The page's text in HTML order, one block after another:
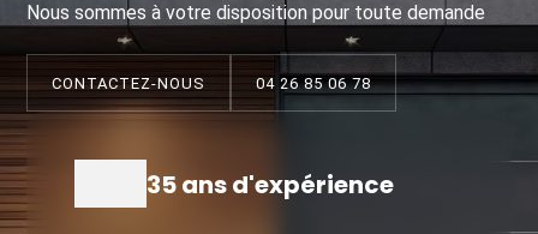
Nous sommes à votre disposition pour toute demande
CONTACTEZ-NOUS 04 26 85 06 78
35 ans d'expérience